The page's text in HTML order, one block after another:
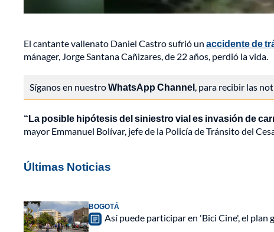
El cantante vallenato Daniel Castro sufrió un accidente de
mánager, Jorge Santana Cañizares, de 22 años, perdió la vida.
Síganos en nuestroWhatsApp Channel, para recibir las
“La posible hipótesis del siniestro vial es invasión de
mayor Emmanuel Bolívar, jefe de la Policía de Tránsito del
Últimas Noticias
BOGOTÁ
Así puede participar en 'Bici Cine', el